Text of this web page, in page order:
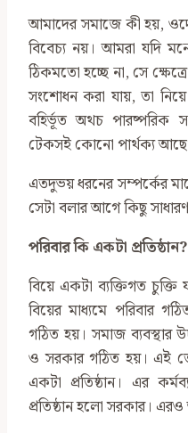
আমাদের সমাজে কী হয়,
বিবেচ্য নয়। আমরা যদি
ঠিকমতো হচ্ছে না, সে
সংশোধন করা যায়, তা
বহির্ভূত অথচ পারষ্পরিক
টেকসই কোনো পার্থক্য আছে
এতদুভয় ধরনের সম্পর্কের
সেটা বলার আগে কিছু
পরিবার কি একটা প্রতিষ্ঠান?
বিয়ে একটা ব্যক্তিগত
বিয়ের মাধ্যমে পরিবার
গঠিত হয়। সমাজ ব্যবস্থার
ও সরকার গঠিত হয়। এই তো
একটা প্রতিষ্ঠান। এর
প্রতিষ্ঠান হলো সরকার।